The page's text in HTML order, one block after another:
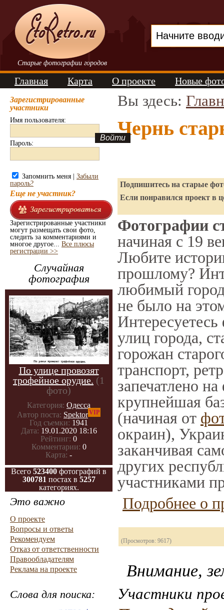
Старые фотографии городов
Главная Карта О проекте Новые
Зарегистрированные
участники
Имя пользователя:
Пароль:
Запомнить меня | Забыли
пароль?
Еще не участник?
Зарегистрированные участники
могут размещать свои фото,
следить за комментариями и
многое другое... Все плюсы
регистрации >>
Случайная
фотография
По улице провозят
трофейное орудие. (1
фото)
Категория: Одесса
Автор поста: SpektorVIP
Год съемки: 1941
Дата: 19.01.2020 18:16
Рейтинг: 0
Комментарии: 0
Карта: -
Всего 523400 фотографий в
300781 постах в 5257
категориях.
Это важно
О проекте
Вопросы и ответы
Рекомендуем
Отказ от ответственности
Правообладателям
Реклама на проекте
Слова для поиска:
Вы здесь:
Чернь
Подпишитесь на старые
Если понравился проект в
Фотографии
начиная с 19
Любите
прошлому?
любимый
не было на
Интересуетесь
улиц города,
горожан
транспорт,
запечатлено
крупнейшая
(начиная от
окраин),
заканчивая
других
участниками
Подробнее о
(Просмотров: 9617)
Внимание,
Участники